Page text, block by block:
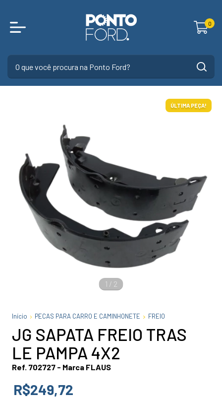
0
ÚLTIMA PEÇA!
1 / 2
Início PECAS PARA CARRO E CAMINHONETE FREIO
JG SAPATA FREIO TRAS
LE PAMPA 4X2
Ref. 702727 - Marca FLAUS
R$249,72